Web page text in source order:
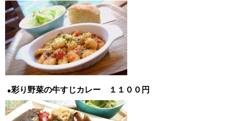
●彩り野菜の牛すじカレー １１００円